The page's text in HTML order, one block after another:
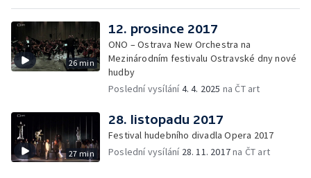
26 min
12. prosince 2017
ONO – Ostrava New Orchestra na
Mezinárodním festivalu Ostravské dny nové
hudby
Poslední vysílání4. 4. 2025 na ČT art
27 min
28. listopadu 2017
Festival hudebního divadla Opera 2017
Poslední vysílání 28. 11. 2017na ČT art